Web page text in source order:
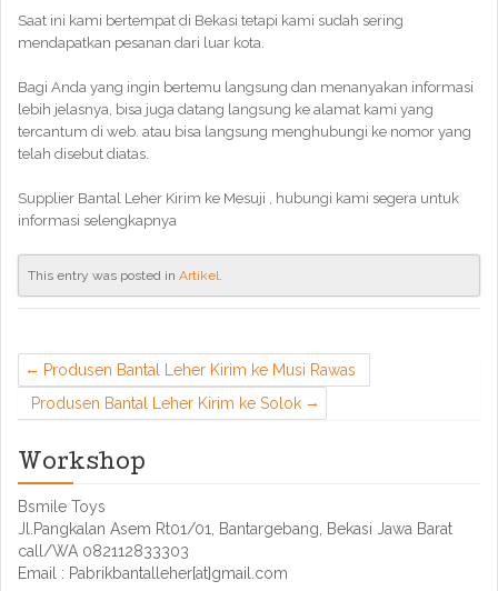
Saat ini kami bertempat di Bekasi tetapi kami sudah sering
mendapatkan pesanan dari luar kota.
Bagi Anda yang ingin bertemu langsung dan menanyakan informasi
lebih jelasnya, bisa juga datang langsung ke alamat kami yang
tercantum di web. atau bisa langsung menghubungi ke nomor yang
telah disebut diatas.
Supplier Bantal Leher Kirim ke Mesuji , hubungi kami segera untuk
informasi selengkapnya
This entry was posted in Artikel.
Produsen Bantal Leher Kirim ke Musi Rawas
Produsen Bantal Leher Kirim ke Solok
Workshop
Bsmile Toys
Jl.Pangkalan Asem Rt01/01, Bantargebang, Bekasi Jawa Barat
call/WA 082112833303
Email : Pabrikbantalleher[at]gmail.com